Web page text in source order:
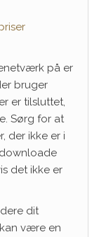
på er
bruger
er tilsluttet,
Sørg for at
der ikke er i
det ikke er
dit
være en